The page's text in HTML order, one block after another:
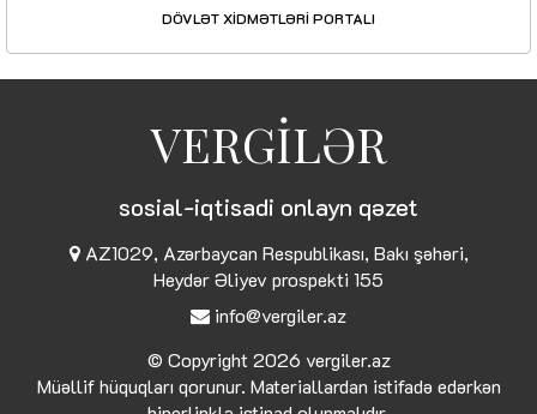
DÖVLƏT XİDMƏTLƏRİ PORTALI
VERGİLƏR
sosial-iqtisadi onlayn qəzet
AZ1029, Azərbaycan Respublikası, Bakı şəhəri,
Heydər Əliyev prospekti 155
info@vergiler.az
© Copyright 2026 vergiler.az
Müəllif hüquqları qorunur. Materiallardan istifadə edərkən